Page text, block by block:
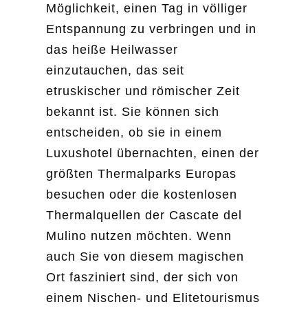
Möglichkeit, einen Tag in völliger
Entspannung zu verbringen und in
das heiße Heilwasser
einzutauchen, das seit
etruskischer und römischer Zeit
bekannt ist. Sie können sich
entscheiden, ob sie in einem
Luxushotel übernachten, einen der
größten Thermalparks Europas
besuchen oder die kostenlosen
Thermalquellen der Cascate del
Mulino nutzen möchten. Wenn
auch Sie von diesem magischen
Ort fasziniert sind, der sich von
einem Nischen- und Elitetourismus